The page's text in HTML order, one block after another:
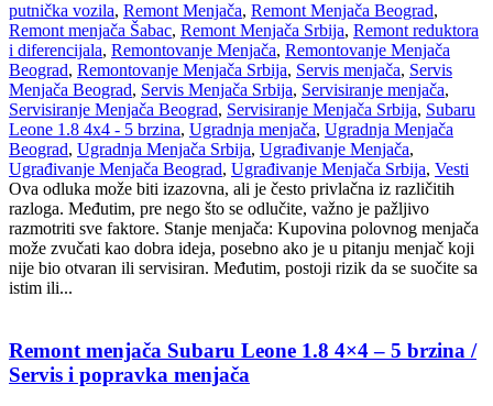
putnička vozila, Remont Menjača, Remont Menjača Beograd,
Remont menjača Šabac, Remont Menjača Srbija, Remont reduktora
i diferencijala, Remontovanje Menjača, Remontovanje Menjača
Beograd, Remontovanje Menjača Srbija, Servis menjača, Servis
Menjača Beograd, Servis Menjača Srbija, Servisiranje menjača,
Servisiranje Menjača Beograd, Servisiranje Menjača Srbija, Subaru
Leone 1.8 4x4 - 5 brzina, Ugradnja menjača, Ugradnja Menjača
Beograd, Ugradnja Menjača Srbija, Ugrađivanje Menjača,
Ugrađivanje Menjača Beograd, Ugrađivanje Menjača Srbija, Vesti
Ova odluka može biti izazovna, ali je često privlačna iz različitih
razloga. Međutim, pre nego što se odlučite, važno je pažljivo
razmotriti sve faktore. Stanje menjača: Kupovina polovnog menjača
može zvučati kao dobra ideja, posebno ako je u pitanju menjač koji
nije bio otvaran ili servisiran. Međutim, postoji rizik da se suočite sa
istim ili...
Remont menjača Subaru Leone 1.8 4×4 – 5 brzina /
Servis i popravka menjača